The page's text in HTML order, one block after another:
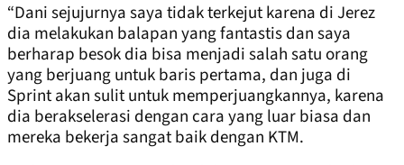
“Dani sejujurnya saya tidak terkejut karena di Jerez
dia melakukan balapan yang fantastis dan saya
berharap besok dia bisa menjadi salah satu orang
yang berjuang untuk baris pertama, dan juga di
Sprint akan sulit untuk memperjuangkannya, karena
dia berakselerasi dengan cara yang luar biasa dan
mereka bekerja sangat baik dengan KTM.